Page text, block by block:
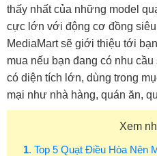
thấy nhất của những model
cực lớn với động cơ đồng siêu
MediaMart sẽ giới thiệu tới
mua nếu bạn đang có nhu
có diện tích lớn, dùng trong
mại như nhà hàng, quán ăn,
Xem
1. Top 5 Quạt Điều Hòa Nên